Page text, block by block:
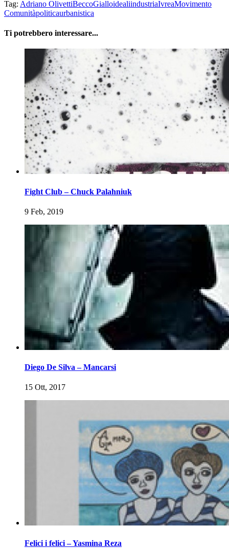
Tag: Adriano OlivettiBeccoGialloidealiindustriaIvreaMovimento
Comunitàpoliticaurbanistica
Ti potrebbero interessare...
Fight Club – Chuck Palahniuk
9 Feb, 2019
Diego De Silva – Mancarsi
15 Ott, 2017
Felici i felici – Yasmina Reza